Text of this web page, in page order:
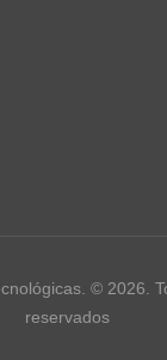
© 2026.
reservados